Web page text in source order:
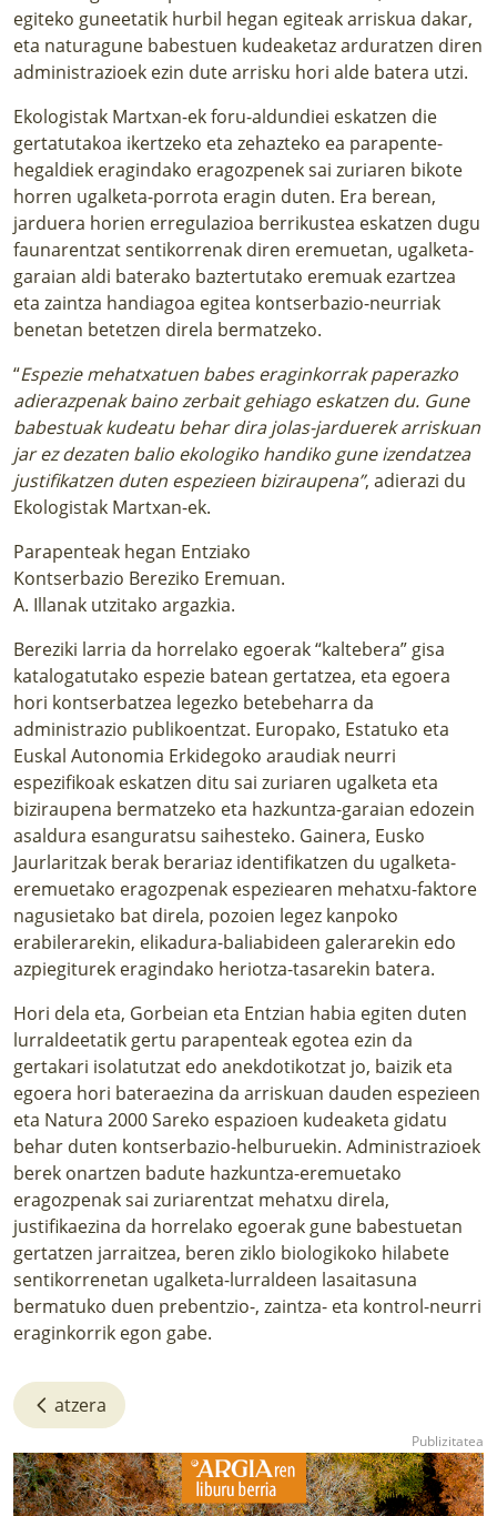
egiteko guneetatik hurbil hegan egiteak arriskua dakar,
eta naturagune babestuen kudeaketaz arduratzen diren
administrazioek ezin dute arrisku hori alde batera utzi.
Ekologistak Martxan-ek foru-aldundiei eskatzen die
gertatutakoa ikertzeko eta zehazteko ea parapente-
hegaldiek eragindako eragozpenek sai zuriaren bikote
horren ugalketa-porrota eragin duten. Era berean,
jarduera horien erregulazioa berrikustea eskatzen dugu
faunarentzat sentikorrenak diren eremuetan, ugalketa-
garaian aldi baterako baztertutako eremuak ezartzea
eta zaintza handiagoa egitea kontserbazio-neurriak
benetan betetzen direla bermatzeko.
“Espezie mehatxatuen babes eraginkorrak paperazko
adierazpenak baino zerbait gehiago eskatzen du. Gune
babestuak kudeatu behar dira jolas-jarduerek arriskuan
jar ez dezaten balio ekologiko handiko gune izendatzea
justifikatzen duten espezieen biziraupena”, adierazi du
Ekologistak Martxan-ek.
Parapenteak hegan Entziako
Kontserbazio Bereziko Eremuan.
A. Illanak utzitako argazkia.
Bereziki larria da horrelako egoerak “kaltebera” gisa
katalogatutako espezie batean gertatzea, eta egoera
hori kontserbatzea legezko betebeharra da
administrazio publikoentzat. Europako, Estatuko eta
Euskal Autonomia Erkidegoko araudiak neurri
espezifikoak eskatzen ditu sai zuriaren ugalketa eta
biziraupena bermatzeko eta hazkuntza-garaian edozein
asaldura esanguratsu saihesteko. Gainera, Eusko
Jaurlaritzak berak berariaz identifikatzen du ugalketa-
eremuetako eragozpenak espeziearen mehatxu-faktore
nagusietako bat direla, pozoien legez kanpoko
erabilerarekin, elikadura-baliabideen galerarekin edo
azpiegiturek eragindako heriotza-tasarekin batera.
Hori dela eta, Gorbeian eta Entzian habia egiten duten
lurraldeetatik gertu parapenteak egotea ezin da
gertakari isolatutzat edo anekdotikotzat jo, baizik eta
egoera hori bateraezina da arriskuan dauden espezieen
eta Natura 2000 Sareko espazioen kudeaketa gidatu
behar duten kontserbazio-helburuekin. Administrazioek
berek onartzen badute hazkuntza-eremuetako
eragozpenak sai zuriarentzat mehatxu direla,
justifikaezina da horrelako egoerak gune babestuetan
gertatzen jarraitzea, beren ziklo biologikoko hilabete
sentikorrenetan ugalketa-lurraldeen lasaitasuna
bermatuko duen prebentzio-, zaintza- eta kontrol-neurri
eraginkorrik egon gabe.
atzera